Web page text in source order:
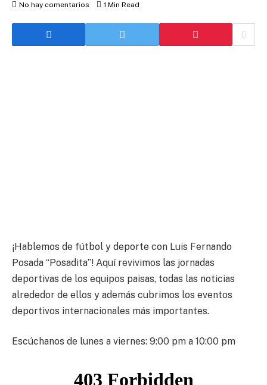
No hay comentarios
1 Min Read
¡Hablemos de fútbol y deporte con Luis Fernando
Posada “Posadita”! Aquí revivimos las jornadas
deportivas de los equipos paisas, todas las noticias
alrededor de ellos y además cubrimos los eventos
deportivos internacionales más importantes.
Escúchanos de lunes a viernes: 9:00 pm a 10:00 pm